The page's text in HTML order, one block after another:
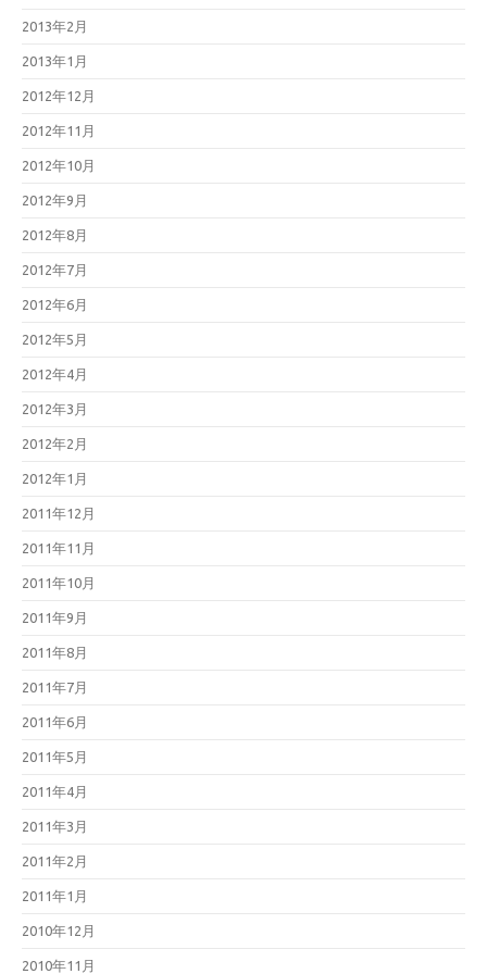
2013年2月
2013年1月
2012年12月
2012年11月
2012年10月
2012年9月
2012年8月
2012年7月
2012年6月
2012年5月
2012年4月
2012年3月
2012年2月
2012年1月
2011年12月
2011年11月
2011年10月
2011年9月
2011年8月
2011年7月
2011年6月
2011年5月
2011年4月
2011年3月
2011年2月
2011年1月
2010年12月
2010年11月